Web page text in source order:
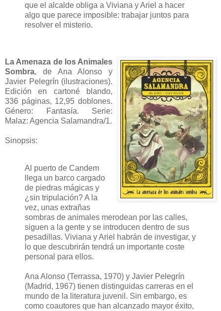
que el alcalde obliga a Viviana y Ariel a hacer
algo que parece imposible: trabajar juntos para
resolver el misterio.
La Amenaza de los Animales
Sombra, de Ana Alonso y
Javier Pelegrín (ilustraciones).
Edición en cartoné blando,
336 páginas, 12,95 doblones.
Género: Fantasía. Serie:
Malaz: Agencia Salamandra/1.
Sinopsis:
Al puerto de Candem
llega un barco cargado
de piedras mágicas y
¿sin tripulación? A la
vez, unas extrañas
sombras de animales merodean por las calles,
siguen a la gente y se introducen dentro de sus
pesadillas. Viviana y Ariel habrán de investigar, y
lo que descubrirán tendrá un importante coste
personal para ellos.
Ana Alonso (Terrassa, 1970) y Javier Pelegrín
(Madrid, 1967) tienen distinguidas carreras en el
mundo de la literatura juvenil. Sin embargo, es
como coautores que han alcanzado mayor éxito,